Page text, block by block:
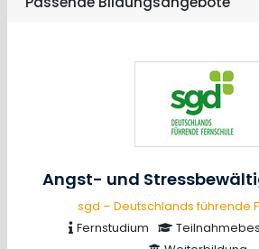
Angst- und
sgd – Deutschlands führende
Fernstudium